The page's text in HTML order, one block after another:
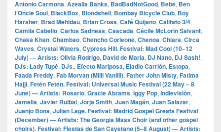
Antonio Carmona, Azealia Banks, BadBadNotGood, Bebe, Ben
l’Oncle Soul, BlackBox, Blondshell, Bombay Bicycle Club, Boy
Harsher, Brad Mehldau, Brian Cross, Café Quijano, Califato 3/4,
Camila Cabello, Carlos Sadness, Cascada, Cécile McLorin Salvant,
Chaka Khan, Chambao, Chencho Corleone, Chenoa, Chiara, Circa
Waves, Crystal Waters, Cypress Hill. Festival: Mad Cool (10–12
July) — Artists: Olivia Rodrigo, David de María, DJ Nano, DJ Sash!,
DJs: Lady Tupé, DJs., Efecto Mariposa, Eladio Carrión, Estopa,
Faada Freddy, Fab Morvan (Milli Vanilli), Father John Misty, Fatima
Hajji, Fetén Fetén. Festival: Universal Music Festival (22 May – 8
June) — Artists: Rosario, Gracie Abrams, Iggy Pop, Indievisión,
Jamelia, Javier Ruibal, Jorja Smith, Juan Magán, Juan Salazar,
Juanjo Bona, Julian Lage. Festival: Madrid Gospel Greats Festival
(December) — Artists: The Georgia Mass Choir (and other gospel
choirs). Festival: Fiestas de San Cayetano (5–8 August) — Artists: